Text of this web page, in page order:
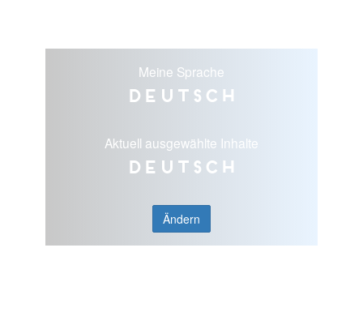
Meine Sprache
Deutsch
Aktuell ausgewählte Inhalte
Deutsch
Ändern